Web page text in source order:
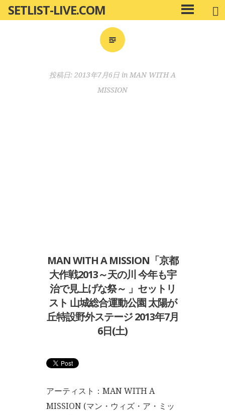
ン
SETLIST-LIVE.COM
メ
イ
投稿日: 2013年7月6日 in MAN WITH A
MISSION
MAN WITH A MISSION「京都
大作戦2013～天の川 今年も宇
治で見上げな祭～ 」セットリ
スト 山城総合運動公園 太陽が
丘特設野外ステージ 2013年7月
6日(土)
アーティスト：MAN WITH A
MISSION (マン・ウィズ・ア・ミッ